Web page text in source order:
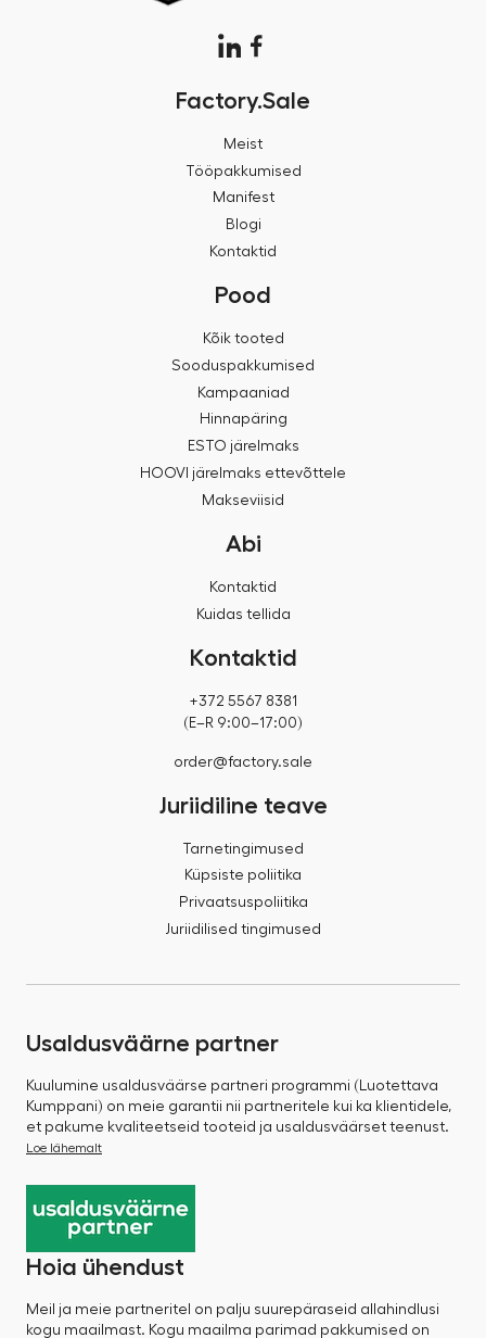
Factory.Sale
Meist
Tööpakkumised
Manifest
Blogi
Kontaktid
Pood
Kõik tooted
Sooduspakkumised
Kampaaniad
Hinnapäring
ESTO järelmaks
HOOVI järelmaks ettevõttele
Makseviisid
Abi
Kontaktid
Kuidas tellida
Kontaktid
+372 5567 8381
(E–R 9:00–17:00)
order@factory.sale
Juriidiline teave
Tarnetingimused
Küpsiste poliitika
Privaatsuspoliitika
Juriidilised tingimused
Usaldusväärne partner
Kuulumine usaldusväärse partneri programmi (Luotettava
Kumppani) on meie garantii nii partneritele kui ka klientidele,
et pakume kvaliteetseid tooteid ja usaldusväärset teenust.
Loe lähemalt
Hoia ühendust
Meil ja meie partneritel on palju suurepäraseid allahindlusi
kogu maailmast. Kogu maailma parimad pakkumised on